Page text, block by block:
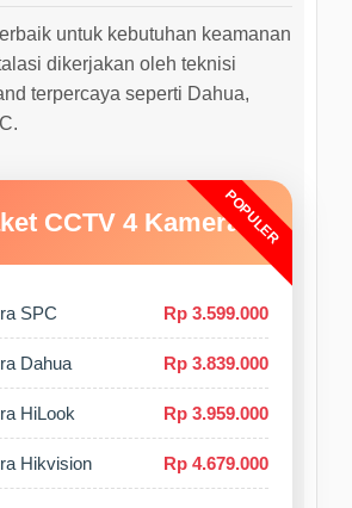
untuk kebutuhan keamanan
dikerjakan oleh teknisi
terpercaya seperti Dahua,
POPULER
CCTV 4 Kamera
SPC Rp 3.599.000
Dahua Rp 3.839.000
HiLook Rp 3.959.000
Hikvision Rp 4.679.000